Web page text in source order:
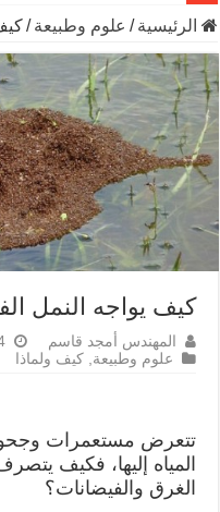
الرئيسية / علوم وطبيعة /
كيف يواجه النمل
المهندس أمجد قاسم
24
علوم وطبيعة,كيف ولماذا
تتعرض مستعمرات
المياه إليها، فكيف
الغرق والفيضانات؟